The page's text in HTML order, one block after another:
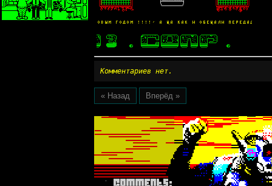
Комментариев нет.
« Назад Вперёд »